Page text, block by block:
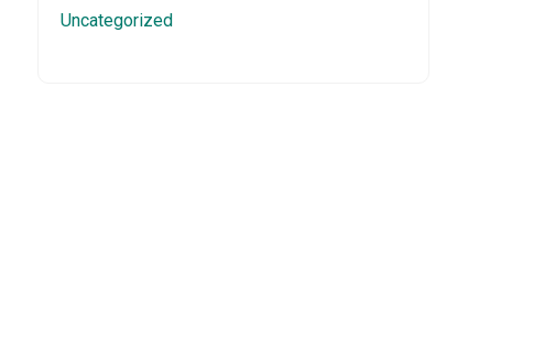
Uncategorized